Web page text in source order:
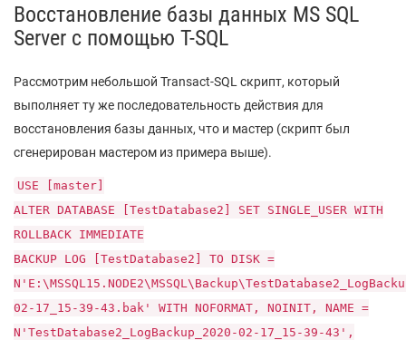
Восстановление базы данных MS SQL
Server с помощью T-SQL
Рассмотрим небольшой Transact-SQL скрипт, который
выполняет ту же последовательность действия для
восстановления базы данных, что и мастер (скрипт был
сгенерирован мастером из примера выше).
USE [master]
ALTER DATABASE [TestDatabase2] SET SINGLE_USER WITH
ROLLBACK IMMEDIATE
BACKUP LOG [TestDatabase2] TO DISK =
02-17_15-39-43.bak' WITH NOFORMAT, NOINIT, NAME =
N'TestDatabase2_LogBackup_2020-02-17_15-39-43',